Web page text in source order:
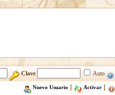
Clave Auto
Nuevo Usuario | Activar|